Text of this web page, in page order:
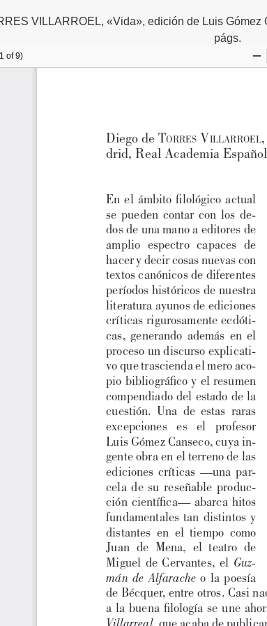
del artículo
VILLARROEL, «Vida», edición de Luis
págs.